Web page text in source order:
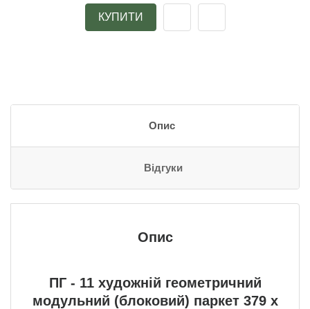
КУПИТИ
Опис
Відгуки
Опис
ПГ - 11 художній геометричний
модульний (блоковий) паркет 379 х